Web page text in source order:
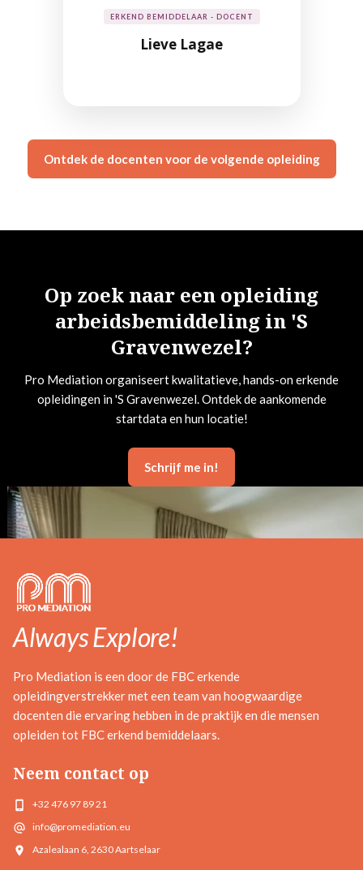
ERKEND BEMIDDELAAR - DOCENT
Lieve Lagae
Ontdek de docenten voor de volgende opleiding
Op zoek naar een opleiding
arbeidsbemiddeling in 'S
Gravenwezel?
Pro Mediation organiseert kwalitatieve, hands-on erkende
opleidingen in 'S Gravenwezel. Ontdek de aankomende
startdata en hun locatie!
Schrijf me in!
Always Explore!
Pro Mediation is een door de FBC erkende
opleidingverstrekker met een team van hoogwaardige
docenten die ervaring hebben in de praktijk en die mensen
opleiden tot FBC erkend bemiddelaars.
Neem contact op
+32 476 97 89 21
info@promediation.eu
Azalealaan 6, 2630 Aartselaar